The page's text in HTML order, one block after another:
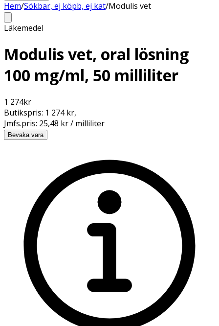
Hem/Sökbar, ej köpb, ej kat/Modulis vet
Läkemedel
Modulis vet, oral lösning
100 mg/ml, 50 milliliter
1 274kr
Butikspris: 1 274 kr,
Jmfs.pris: 25,48 kr / milliliter
Bevaka vara